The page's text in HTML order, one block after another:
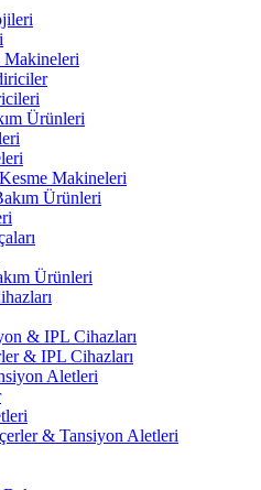
Makineleri
Ürünleri
Makineleri
Ürünleri
Ürünleri
& IPL Cihazları
& IPL Cihazları
Aletleri
& Tansiyon Aletleri